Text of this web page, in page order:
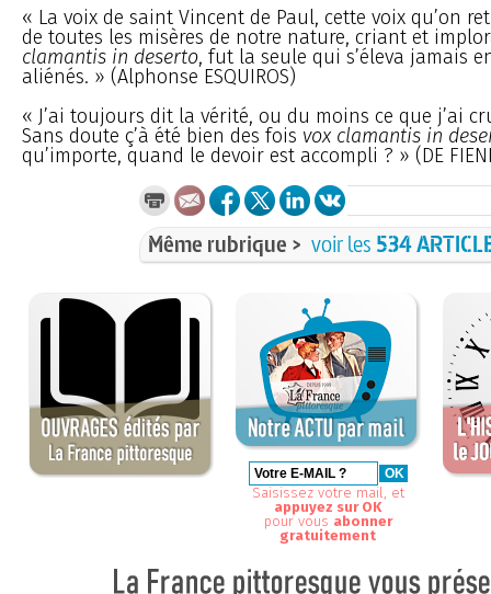
« La voix de saint Vincent de Paul, cette voix qu’on
de toutes les misères de notre nature, criant et
clamantis in deserto, fut la seule qui s’éleva jamais
aliénés. » (Alphonse ESQUIROS)
« J’ai toujours dit la vérité, ou du moins ce que j’ai
Sans doute ç’à été bien des fois vox clamantis in
qu’importe, quand le devoir est accompli ? » (DE
Même rubrique > voir les 534
Saisissez votre mail, et
appuyez sur OK
pour vous abonner
gratuitement